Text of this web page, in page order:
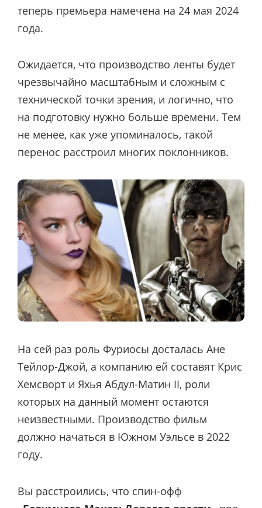
теперь премьера намечена на 24 мая 2024
года.
Ожидается, что производство ленты будет
чрезвычайно масштабным и сложным с
технической точки зрения, и логично, что
на подготовку нужно больше времени. Тем
не менее, как уже упоминалось, такой
перенос расстроил многих поклонников.
На сей раз роль Фуриосы досталась Ане
Тейлор-Джой, а компанию ей составят Крис
Хемсворт и Яхья Абдул-Матин II, роли
которых на данный момент остаются
неизвестными. Производство фильм
должно начаться в Южном Уэльсе в 2022
году.
Вы расстроились, что спин-офф